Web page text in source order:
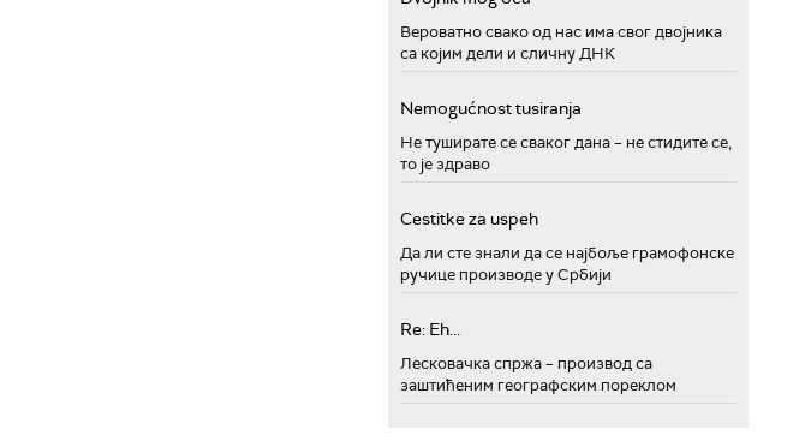
Вероватно свако од нас има свог двојника
са којим дели и сличну ДНК
Nemogućnost tusiranja
Не туширате се сваког дана – не стидите се,
то је здраво
Cestitke za uspeh
Да ли сте знали да се најбоље грамофонске
ручице производе у Србији
Re: Eh...
Лесковачка спржа – производ са
заштићеним географским пореклом